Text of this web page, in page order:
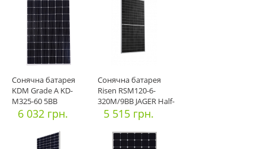
Сонячна батарея
KDM Grade A KD-
M325-60 5BB
6 032 грн.
Сонячна батарея
Risen RSM120-6-
320M/9ВВ JAGER Half-
cell
5 515 грн.